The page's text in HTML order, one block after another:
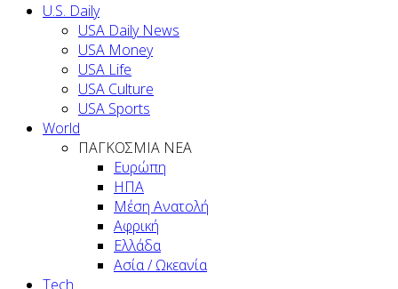
U.S. Daily
USA Daily News
USA Money
USA Life
USA Culture
USA Sports
World
ΠΑΓΚΟΣΜΙΑ ΝΕΑ
Ευρώπη
ΗΠΑ
Μέση Ανατολή
Αφρική
Ελλάδα
Ασία / Ωκεανία
Tech